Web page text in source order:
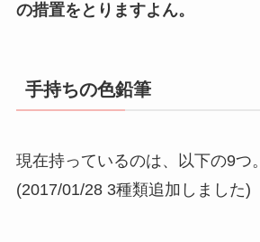
の措置をとりますよん。
手持ちの色鉛筆
現在持っているのは、以下の9つ。
(2017/01/28 3種類追加しました)